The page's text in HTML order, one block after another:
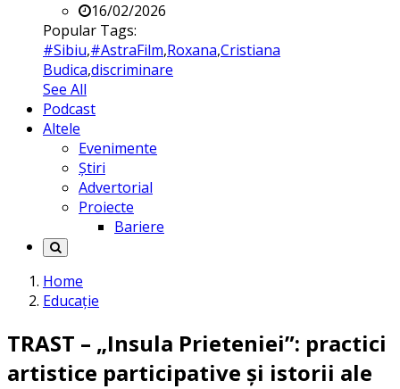
16/02/2026
Popular Tags:
#Sibiu,#AstraFilm,Roxana,Cristiana
Budica,discriminare
See All
Podcast
Altele
Evenimente
Știri
Advertorial
Proiecte
Bariere
Home
Educație
TRAST – „Insula Prieteniei”: practici
artistice participative și istorii ale